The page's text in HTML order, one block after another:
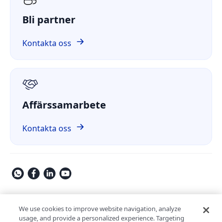
Hälso- och sjukvård
Ekonomi och finans
Fallstudie
ComPDF AI
ComPDF Cloud
ComPDF på GitHub
Bli partner
Kontakta oss
Affärssamarbete
Kontakta oss
Reserved.
We use cookies to improve website navigation, analyze
usage, and provide a personalized experience. Targeting